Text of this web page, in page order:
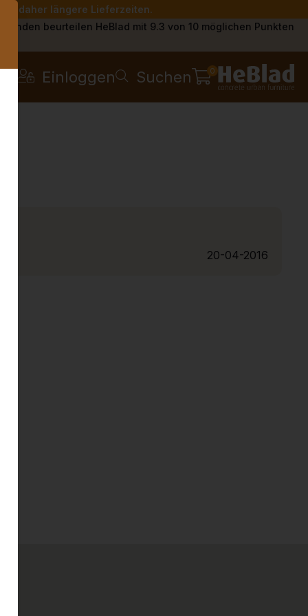
daher längere Lieferzeiten.
Kunden beurteilen HeBlad mit 9.3 von 10 möglichen Punkten
Einloggen Suchen 0
20-04-2016